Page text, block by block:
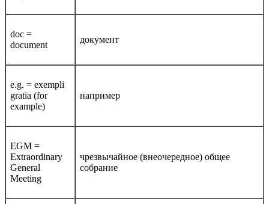
doc =
document
документ
e.g. = exempli
gratia (for
example)
например
EGM =
Extraordinary
General
Meeting
чрезвычайное (внеочередное) общее
собрание